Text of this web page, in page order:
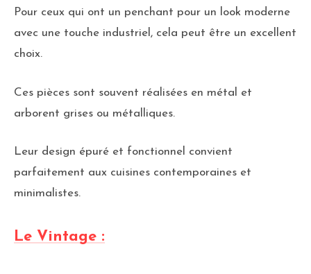
Pour ceux qui ont un penchant pour un look moderne
avec une touche industriel, cela peut être un excellent
choix.
Ces pièces sont souvent réalisées en métal et
arborent grises ou métalliques.
Leur design épuré et fonctionnel convient
parfaitement aux cuisines contemporaines et
minimalistes.
Le Vintage :